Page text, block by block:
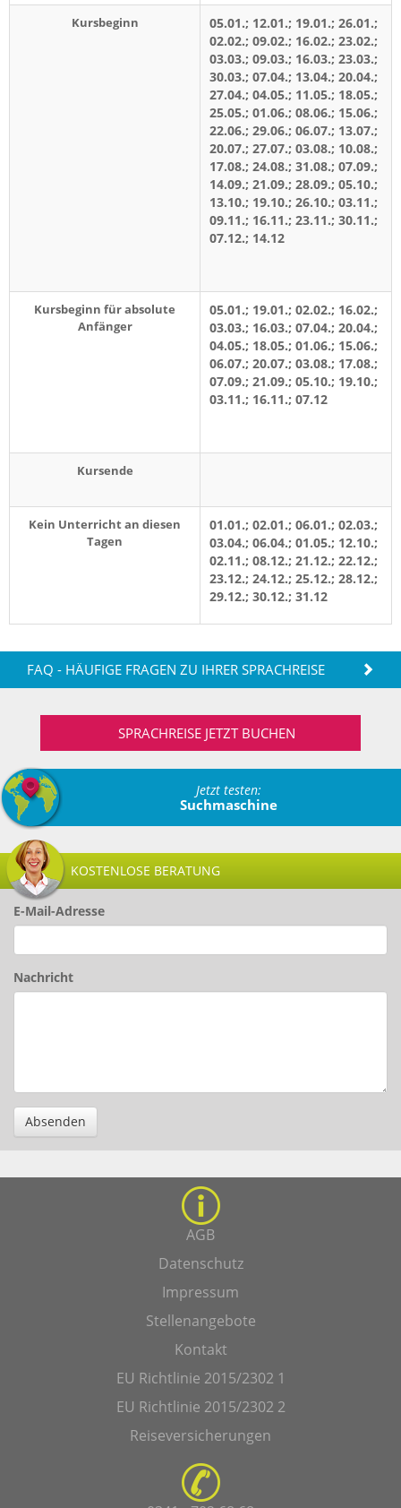
Kursbeginn
05.01.; 12.01.; 19.01.; 26.01.;
02.02.; 09.02.; 16.02.; 23.02.;
03.03.; 09.03.; 16.03.; 23.03.;
30.03.; 07.04.; 13.04.; 20.04.;
27.04.; 04.05.; 11.05.; 18.05.;
25.05.; 01.06.; 08.06.; 15.06.;
22.06.; 29.06.; 06.07.; 13.07.;
20.07.; 27.07.; 03.08.; 10.08.;
17.08.; 24.08.; 31.08.; 07.09.;
14.09.; 21.09.; 28.09.; 05.10.;
13.10.; 19.10.; 26.10.; 03.11.;
09.11.; 16.11.; 23.11.; 30.11.;
07.12.; 14.12
Kursbeginn für absolute
Anfänger
05.01.; 19.01.; 02.02.; 16.02.;
03.03.; 16.03.; 07.04.; 20.04.;
04.05.; 18.05.; 01.06.; 15.06.;
06.07.; 20.07.; 03.08.; 17.08.;
07.09.; 21.09.; 05.10.; 19.10.;
03.11.; 16.11.; 07.12
Kursende
Kein Unterricht an diesen
Tagen
01.01.; 02.01.; 06.01.; 02.03.;
03.04.; 06.04.; 01.05.; 12.10.;
02.11.; 08.12.; 21.12.; 22.12.;
23.12.; 24.12.; 25.12.; 28.12.;
29.12.; 30.12.; 31.12
FAQ - HÄUFIGE FRAGEN ZU IHRER SPRACHREISE
SPRACHREISE JETZT BUCHEN
Jetzt testen:
Suchmaschine
KOSTENLOSE BERATUNG
E-Mail-Adresse
Nachricht
Absenden
AGB
Datenschutz
Impressum
Stellenangebote
Kontakt
EU Richtlinie 2015/2302 1
EU Richtlinie 2015/2302 2
Reiseversicherungen